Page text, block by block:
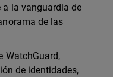
la vanguardia de
de las
WatchGuard,
de identidades,